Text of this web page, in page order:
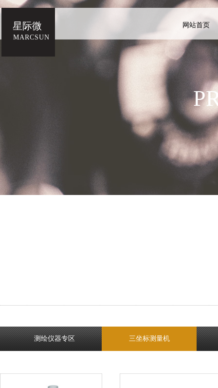
星际微
MARCSUN
网站首页
测绘仪器专区 三坐标测量机